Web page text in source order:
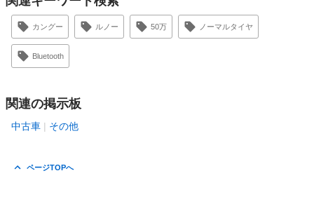
カングー ルノー 50万 ノーマルタイヤ
Bluetooth
関連の掲示板
中古車 その他
ページTOPへ